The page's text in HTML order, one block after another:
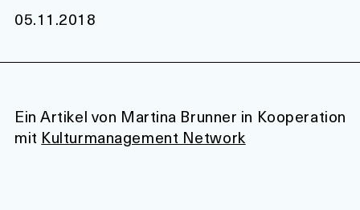
05.11.2018
Ein Artikel von Martina Brunner in Kooperation
mit Kulturmanagement Network